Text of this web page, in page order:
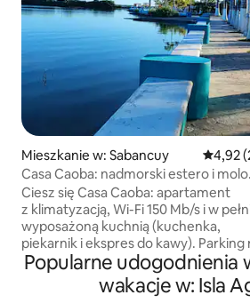
Mieszkanie w: Sabancuy
4,92
Casa Caoba: nadmorski estero i molo
Sabancuy
Ciesz się Casa Caoba: apartament
z klimatyzacją, Wi-Fi 150 Mb/s i w
wyposażoną kuchnią (kuchenka,
piekarnik i ekspres do kawy). Parking
ulicy z kamerami monitorującymi
całodobowe samodzielne
zameldowanie. Nad wodą w
Popularne udogodnienia
wakacje w: Isla